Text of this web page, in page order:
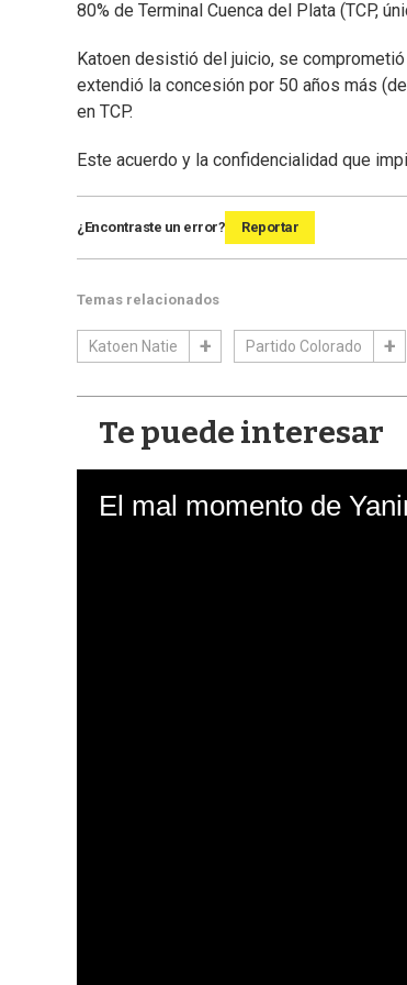
80% de Terminal Cuenca del Plata (TCP,
Katoen desistió del juicio, se
extendió la concesión por 50 años más
en TCP.
Este acuerdo y la confidencialidad que
¿Encontraste un error? Reportar
Temas relacionados
Katoen Natie Partido Colorado
Te puede interesar